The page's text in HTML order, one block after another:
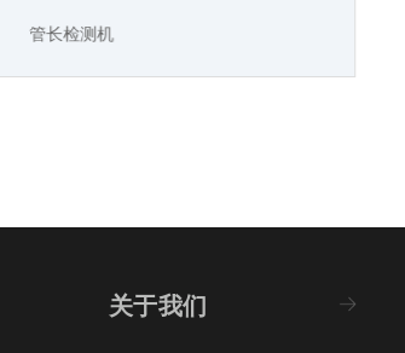
管长检测机
关于我们